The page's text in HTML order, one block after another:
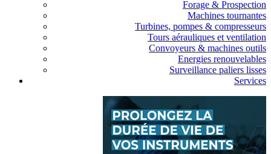
Forage & Prospection
Machines tournantes
Turbines, pompes & compresseurs
Tours aérauliques et ventilation
Convoyeurs & machines outils
Energies renouvelables
Surveillance paliers lisses
Services